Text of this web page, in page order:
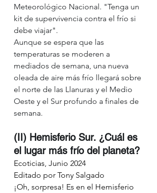
Meteorológico Nacional. "Tenga un
kit de supervivencia contra el frío si
debe viajar".
Aunque se espera que las
temperaturas se moderen a
mediados de semana, una nueva
oleada de aire más frío llegará sobre
el norte de las Llanuras y el Medio
Oeste y el Sur profundo a finales de
semana.
(II) Hemisferio Sur. ¿Cuál es
el lugar más frío del planeta?
Ecoticias, Junio 2024
Editado por Tony Salgado
¡Oh, sorpresa! Es en el Hemisferio